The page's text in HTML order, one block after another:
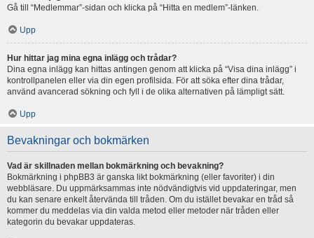
Gå till “Medlemmar”-sidan och klicka på “Hitta en medlem”-länken.
Upp
Hur hittar jag mina egna inlägg och trådar?
Dina egna inlägg kan hittas antingen genom att klicka på “Visa dina inlägg” i
kontrollpanelen eller via din egen profilsida. För att söka efter dina trådar,
använd avancerad sökning och fyll i de olika alternativen på lämpligt sätt.
Upp
Bevakningar och bokmärken
Vad är skillnaden mellan bokmärkning och bevakning?
Bokmärkning i phpBB3 är ganska likt bokmärkning (eller favoriter) i din
webbläsare. Du uppmärksammas inte nödvändigtvis vid uppdateringar, men
du kan senare enkelt återvända till tråden. Om du istället bevakar en tråd så
kommer du meddelas via din valda metod eller metoder när tråden eller
kategorin du bevakar uppdateras.